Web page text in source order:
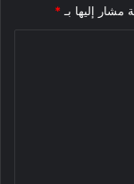
مشار إليها بـ *